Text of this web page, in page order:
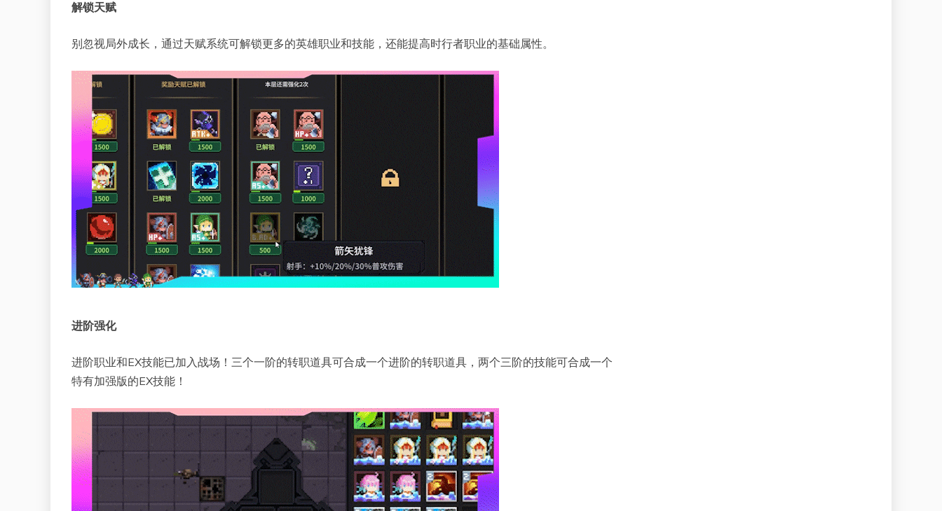
解锁天赋
别忽视局外成长，通过天赋系统可解锁更多的英雄职业和技能，还能提高时行者职业的基础属性。
进阶强化
进阶职业和EX技能已加入战场！三个一阶的转职道具可合成一个进阶的转职道具，两个三阶的技能可合成一个
特有加强版的EX技能！